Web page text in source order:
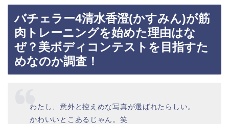
バチェラー4清水香澄(かすみん)が筋
肉トレーニングを始めた理由はな
ぜ？美ボディコンテストを目指すた
めなのか調査！
わたし、意外と控えめな写真が選ばれたらしい。
かわいいとこあるじゃん。笑